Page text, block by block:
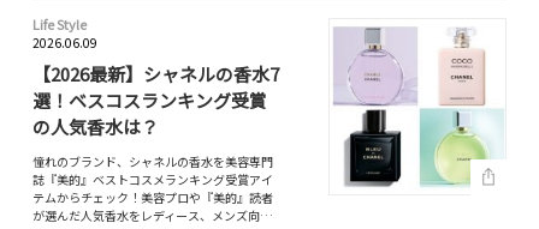
Life Style
2026.06.09
【2026最新】シャネルの香水7
選！ベスコスランキング受賞
の人気香水は？
憧れのブランド、シャネルの香水を美容専門
誌『美的』ベストコスメランキング受賞アイ
テムからチェック！美容プロや『美的』読者
が選んだ人気香水をレディース、メンズ向…